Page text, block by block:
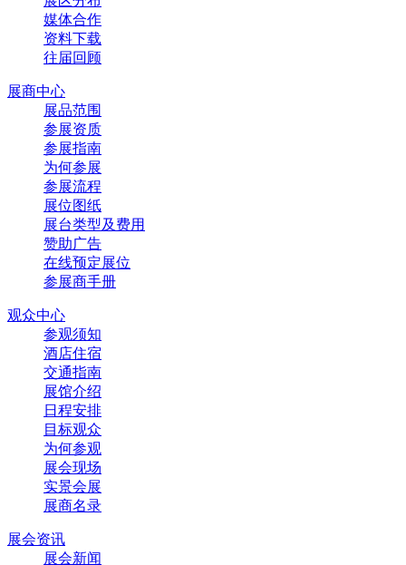
媒体合作
资料下载
往届回顾
展商中心
展品范围
参展资质
参展指南
为何参展
参展流程
展位图纸
展台类型及费用
赞助广告
在线预定展位
参展商手册
观众中心
参观须知
酒店住宿
交通指南
展馆介绍
日程安排
目标观众
为何参观
展会现场
实景会展
展商名录
展会资讯
展会新闻